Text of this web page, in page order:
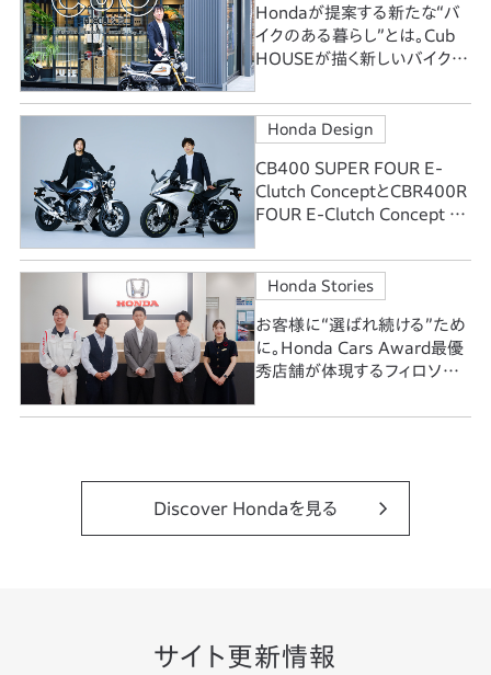
Hondaが提案する新たな“バ
イクのある暮らし”とは。Cub
HOUSEが描く新しいバイク文
Honda Design
CB400 SUPER FOUR E-
Clutch ConceptとCBR400R
FOUR E-Clutch Concept 正
ンの情熱
Honda Stories
お客様に“選ばれ続ける”ため
に。Honda Cars Award最優
秀店舗が体現するフィロソフィ
Discover Hondaを見る
サイト更新情報